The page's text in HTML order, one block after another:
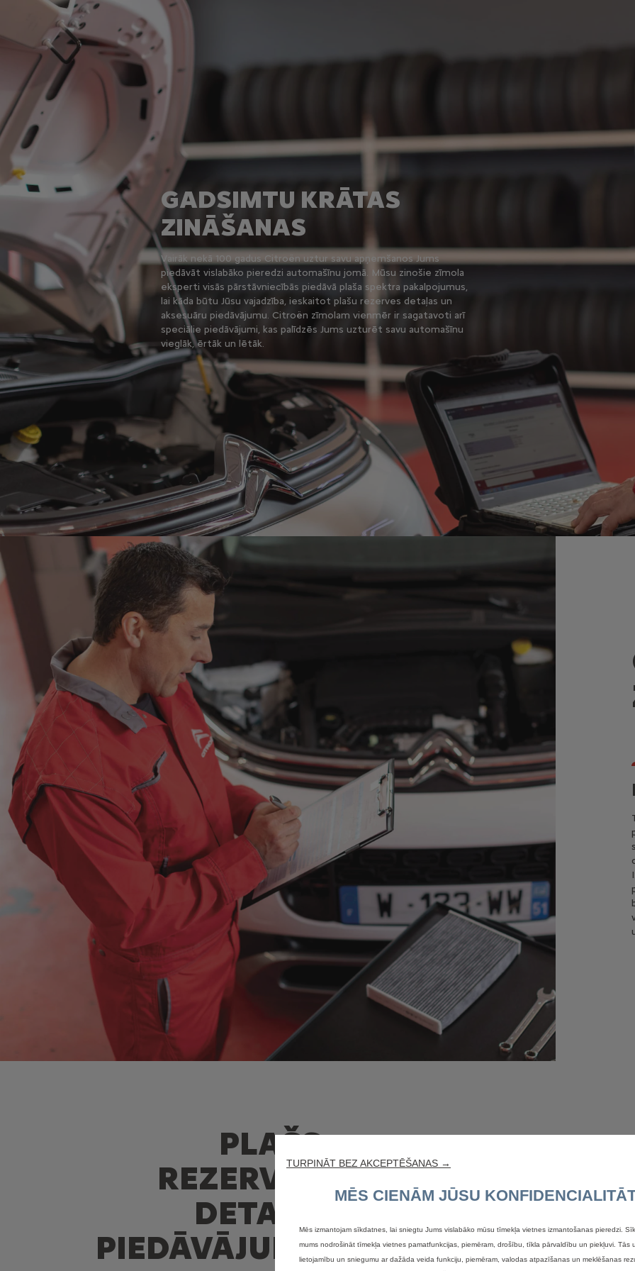
GADSIMTU KRĀTAS
ZINĀŠANAS
Vairāk nekā 100 gadus Citroën uztur savu apņemšanos Jums
piedāvāt vislabāko pieredzi automašīnu jomā. Mūsu zinošie zīmola
eksperti visās pārstāvniecībās piedāvā plaša spektra pakalpojumus,
lai kāda būtu Jūsu vajadzība, ieskaitot plašu rezerves detaļas un
aksesuāru piedāvājumu. Citroën zīmolam vienmēr ir sagatavoti arī
speciālie piedāvājumi, kas palīdzēs Jums uzturēt savu automašīnu
vieglāk, ērtāk un lētāk.
PLAŠS
REZERVES
DETAĻU
PIEDĀVĀJUMS
TURPINĀT BEZ AKCEPTĒŠANAS →
MĒS CIENĀM JŪSU
Mēs izmantojam sīkdatnes, lai sniegtu Jums vislabāko mūsu tīmekļa vietnes izmantošanas pieredzi.
mums nodrošināt tīmekļa vietnes pamatfunkcijas, piemēram, drošību, tīkla pārvaldību un piekļuvi. Tās
lietojamību un sniegumu ar dažāda veida funkciju, piemēram, valodas atpazīšanas un meklēšanas